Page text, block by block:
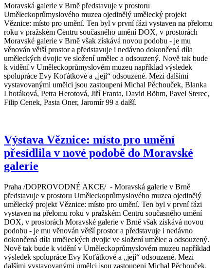
Moravská galerie v Brně představuje v prostoru
Uměleckoprůmyslového muzea ojedinělý umělecký projekt
Věznice: místo pro umění. Ten byl v první fázi vystaven na přelomu
roku v pražském Centru současného umění DOX, v prostorách
Moravské galerie v Brně však získává novou podobu - je mu
věnován větší prostor a představuje i nedávno dokončená díla
uměleckých dvojic ve složení umělec a odsouzený. Nově tak bude
k vidění v Uměleckoprůmyslovém muzeu například výsledek
spolupráce Evy Koťátkové a „její“ odsouzené. Mezi dalšími
vystavovanými umělci jsou zastoupeni Michal Pěchouček, Blanka
Lhotáková, Petra Herotová, Jiří Franta, David Böhm, Pavel Sterec,
Filip Cenek, Pasta Oner, Jaromír 99 a další.
Výstava Věznice: místo pro umění
přesídlila v nové podobě do Moravské
galerie
Praha /DOPROVODNÉ AKCE/ - Moravská galerie v Brně
představuje v prostoru Uměleckoprůmyslového muzea ojedinělý
umělecký projekt Věznice: místo pro umění. Ten byl v první fázi
vystaven na přelomu roku v pražském Centru současného umění
DOX, v prostorách Moravské galerie v Brně však získává novou
podobu - je mu věnován větší prostor a představuje i nedávno
dokončená díla uměleckých dvojic ve složení umělec a odsouzený.
Nově tak bude k vidění v Uměleckoprůmyslovém muzeu například
výsledek spolupráce Evy Koťátkové a „její“ odsouzené. Mezi
dalšími vystavovanými umělci jsou zastoupeni Michal Pěchouček,